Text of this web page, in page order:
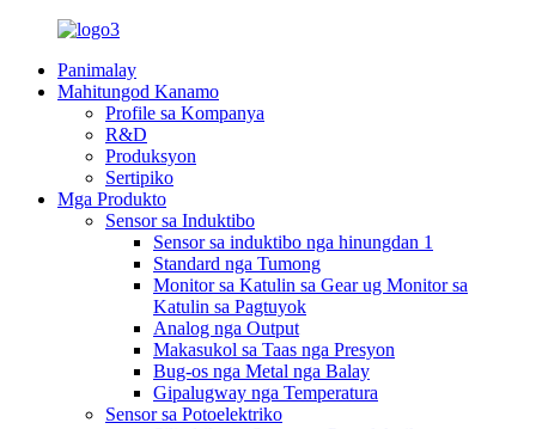
Panimalay
Mahitungod Kanamo
Profile sa Kompanya
R&D
Produksyon
Sertipiko
Mga Produkto
Sensor sa Induktibo
Sensor sa induktibo nga hinungdan 1
Standard nga Tumong
Monitor sa Katulin sa Gear ug Monitor sa
Katulin sa Pagtuyok
Analog nga Output
Makasukol sa Taas nga Presyon
Bug-os nga Metal nga Balay
Gipalugway nga Temperatura
Sensor sa Potoelektriko